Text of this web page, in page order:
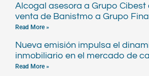
Alcogal asesora a Grupo Cibest
venta de Banistmo a Grupo
Read More »
Nueva emisión impulsa el
inmobiliario en el mercado de
Read More »